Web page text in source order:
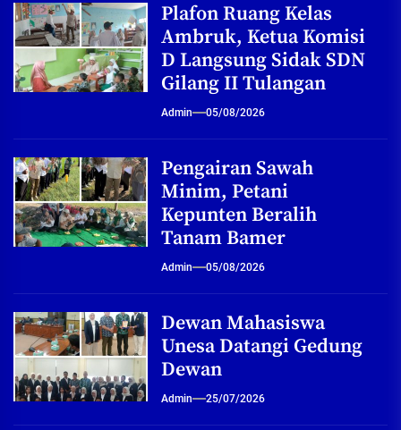
Plafon Ruang Kelas
Ambruk, Ketua Komisi
D Langsung Sidak SDN
Gilang II Tulangan
Admin 05/08/2026
Pengairan Sawah
Minim, Petani
Kepunten Beralih
Tanam Bamer
Admin 05/08/2026
Dewan Mahasiswa
Unesa Datangi Gedung
Dewan
Admin 25/07/2026